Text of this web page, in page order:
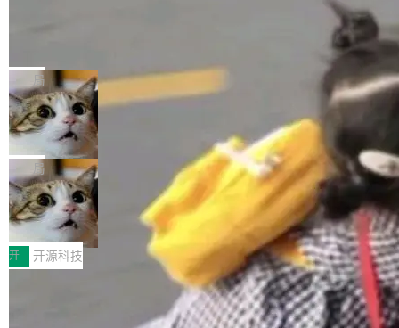
库之一。你的操作系统、浏览器、无数的基础设
施软件，很可能都在用它。而过去十年，维护它
的人一直在用业余...
gi?id=2019042">Bug&nbsp;2019042</a>）</l
i> <li>现在，助手可以直接使用 Exa 的网络搜索
结果回答问题，而无需将问题转交给搜索引擎。
（<a href="https://bugzilla.mozilla.org/show_
bug.cgi?id=204...
的 npm 包。项目的核心论点是：容器不适合 Ag
ent 计算。真正适合的，是 Isolate。 Cloudflare
工程师在这件事上没什么可谦虚的——他们用 W
orkers 跑了十年 Isolate。用 CEO Matthew Pri
nce 的话说：「我们一生都在用 Isolate 运行代
码，而 AI Agent 不需要容器，它们需要的是 Iso
late。」 容器为什么不合适 容器的问题在于启动
和销毁都太重了。一个 Agent 要执行的任务可能
只需要几毫秒的 CPU 时间，但容器从冷启动到
就绪要花数秒。如果未来有十...
局
OpenAI 公开邮件和聊天记录回应苹果
诉讼，称“Apple is getting this wron
g”
上个月，苹果一纸诉状把 OpenAI 告上法庭，指
控其挖角苹果前员工并窃取商业秘密。苹果的诉
状把 OpenAI 描述成一个系统性地从前东家挖
人、套取机密信息的对手。 OpenAI 没发律师
函，也没选择庭外沉默。它在官网贴了一篇博
文，标题只有六个字：Apple is getting this wro
ng。 然后，它把邮件往来和 iMessage 聊天记
录全贴了出来。 他发错人了 苹果外部律师 Gabr
iel Gross 来自 Weil 律所，2 月 23 日下午 5:53
局
HUAWEI MatePad Edge上架WorkBu
ddy鸿蒙PC版，说话就能干活的AI办公
搭子
全能AI工作台WorkBuddy鸿蒙PC版上架HUAWE
I MatePad Edge应用市场，直接下载即可使
用，与鸿蒙电脑上的体验一致。值得一提的是，
这是目前市面上唯一支持平板接入WorkBuddy P
C版的产品，搭载“人机双写”重磅功能——你写
开 开源科技
FFmpeg 9.0 发布：代号“Lei”，以此纪
全球知名开源多媒体框架 FFmpeg 今天正式发